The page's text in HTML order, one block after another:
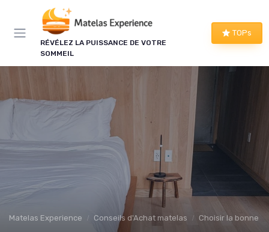
RÉVÉLEZ LA PUISSANCE DE VOTRE
SOMMEIL
TOPs
Matelas Experience Conseils d'Achat matelas Choisir la bonne
Panneau de gestion des cookies